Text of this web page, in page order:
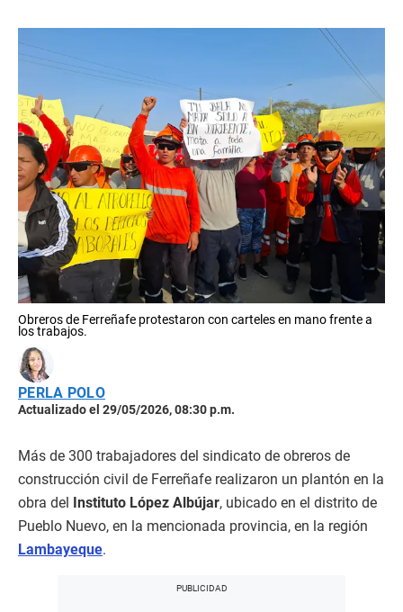
Obreros de Ferreñafe protestaron con carteles en mano frente a
los trabajos.
PERLA POLO
Actualizado el 29/05/2026, 08:30 p.m.
Más de 300 trabajadores del sindicato de obreros de
construcción civil de Ferreñafe realizaron un plantón en la
obra del Instituto López Albújar, ubicado en el distrito de
Pueblo Nuevo, en la mencionada provincia, en la región
Lambayeque.